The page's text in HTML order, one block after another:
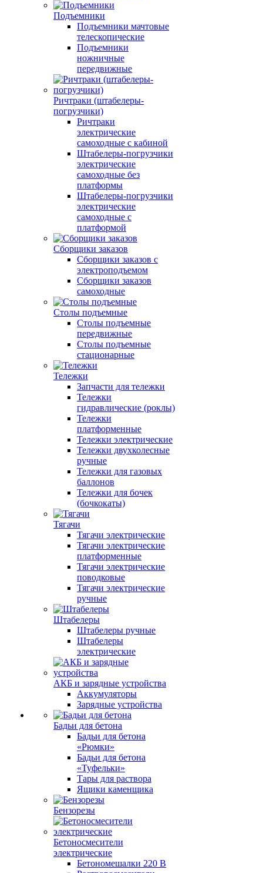
Подъемники
Подъемники мачтовые
телескопические
Подъемники
ножничные
передвижные
Ричтраки (штабелеры-
погрузчики)
Ричтраки
электрические
самоходные с кабиной
Штабелеры-погрузчики
электрические
самоходные без
платформы
Штабелеры-погрузчики
электрические
самоходные с
платформой
Сборщики заказов
Сборщики заказов с
электроподъемом
Сборщики заказов
самоходные
Столы подъемные
Столы подъемные
передвижные
Столы подъемные
стационарные
Тележки
Запчасти для тележки
Тележки
гидравлические (роклы)
Тележки
платформенные
Тележки электрические
Тележки двухколесные
ручные
Тележки для газовых
баллонов
Тележки для бочек
(бочкокаты)
Тягачи
Тягачи электрические
Тягачи электрические
платформенные
Тягачи электрические
поводковые
Тягачи электрические
ручные
Штабелеры
Штабелеры ручные
Штабелеры
электрические
АКБ и зарядные устройства
Аккумуляторы
Зарядные устройства
Бадьи для бетона
Бадьи для бетона
«Рюмки»
Бадьи для бетона
«Туфельки»
Тары для раствора
Ящики каменщика
Бензорезы
Бетоносмесители
электрические
Бетономешалки 220 В